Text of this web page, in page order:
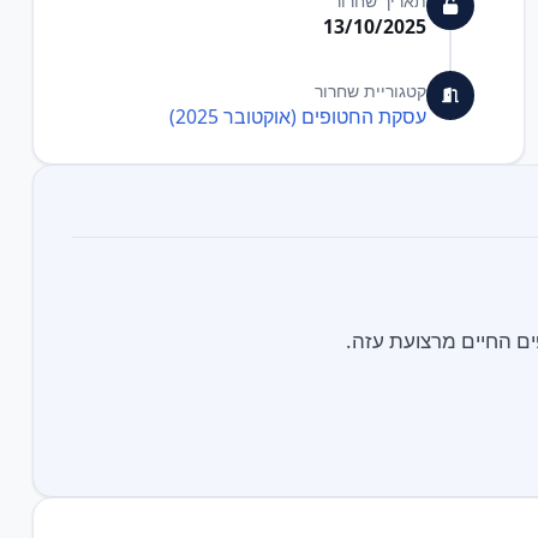
13/10/2025
קטגוריית שחרור
עסקת החטופים (אוקטובר 2025)